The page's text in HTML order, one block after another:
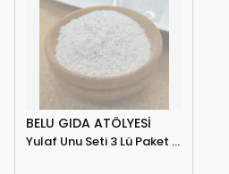
BELU GIDA ATÖLYESI
Yulaf Unu Seti 3 Lü Paket ( 250gr X 3 )